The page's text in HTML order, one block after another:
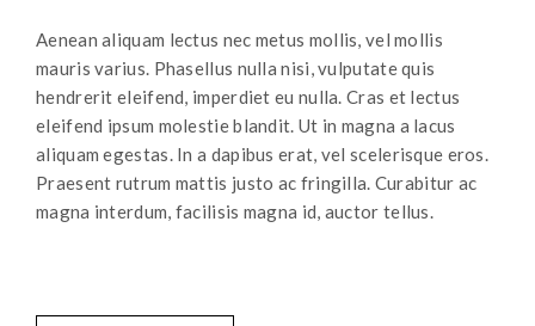
Aenean aliquam lectus nec metus mollis, vel mollis
mauris varius. Phasellus nulla nisi, vulputate quis
hendrerit eleifend, imperdiet eu nulla. Cras et lectus
eleifend ipsum molestie blandit. Ut in magna a lacus
aliquam egestas. In a dapibus erat, vel scelerisque eros.
Praesent rutrum mattis justo ac fringilla. Curabitur ac
magna interdum, facilisis magna id, auctor tellus.